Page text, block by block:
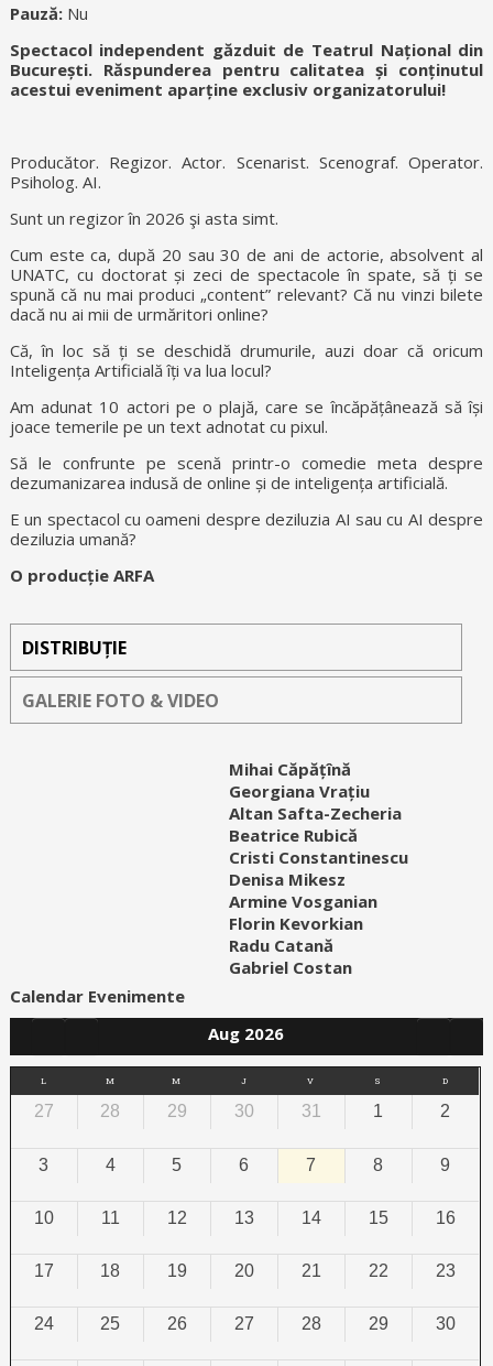
Pauză: Nu
Spectacol independent găzduit de Teatrul Național din
București. Răspunderea pentru calitatea și conținutul
acestui eveniment aparține exclusiv organizatorului!
Producător. Regizor. Actor. Scenarist. Scenograf. Operator.
Psiholog. AI.
Sunt un regizor în 2026 şi asta simt.
Cum este ca, după 20 sau 30 de ani de actorie, absolvent al
UNATC, cu doctorat și zeci de spectacole în spate, să ți se
spună că nu mai produci „content” relevant? Că nu vinzi bilete
dacă nu ai mii de urmăritori online?
Că, în loc să ți se deschidă drumurile, auzi doar că oricum
Inteligența Artificială îți va lua locul?
Am adunat 10 actori pe o plajă, care se încăpățânează să își
joace temerile pe un text adnotat cu pixul.
Să le confrunte pe scenă printr-o comedie meta despre
dezumanizarea indusă de online și de inteligența artificială.
E un spectacol cu oameni despre deziluzia AI sau cu AI despre
deziluzia umană?
O producție ARFA
DISTRIBUȚIE
GALERIE FOTO & VIDEO
Mihai Căpățînă
Georgiana Vrațiu
Altan Safta-Zecheria
Beatrice Rubică
Cristi Constantinescu
Denisa Mikesz
Armine Vosganian
Florin Kevorkian
Radu Catană
Gabriel Costan
Calendar Evenimente
Aug 2026
L M M J V S D
27 28 29 30 31 1 2
3 4 5 6 7 8 9
10 11 12 13 14 15 16
17 18 19 20 21 22 23
24 25 26 27 28 29 30